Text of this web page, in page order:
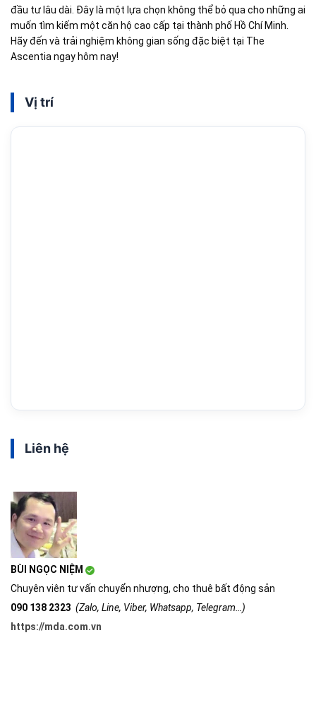
đầu tư lâu dài. Đây là một lựa chọn không thể bỏ qua cho những ai
muốn tìm kiếm một căn hộ cao cấp tại thành phố Hồ Chí Minh.
Hãy đến và trải nghiệm không gian sống đặc biệt tại The
Ascentia ngay hôm nay!
Vị trí
Liên hệ
BÙI NGỌC NIỆM
Chuyên viên tư vấn chuyển nhượng, cho thuê bất động sản
090 138 2323 (Zalo, Line, Viber, Whatsapp, Telegram…)
https://mda.com.vn